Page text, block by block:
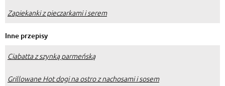
Zapiekanki z pieczarkami i serem
Inne przepisy
Ciabatta z szynką parmeńską
Grillowane Hot dogi na ostro z nachosami i sosem